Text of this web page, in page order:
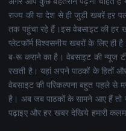
अगर आप कुछ बेहतरीन पढ़ना चाहते हैं
राज्य की या देश से ही जुड़ी खबरें हर
तक पहुंचा रहे हैं।इस वेबसाइट की हर
प्लेटफॉर्म विश्वसनीय खबरों के लिए ही
ब-रू कराने का है। वेबसाइट की न्यूज
रखती है। यहां अपने पाठकों के हितों
वेबसाइट की परिकल्पना बहुत पहले से
है। अब जब पाठकों के सामने आए हैं तो
पढ़ाइए और हर खबर देखिये हमारी